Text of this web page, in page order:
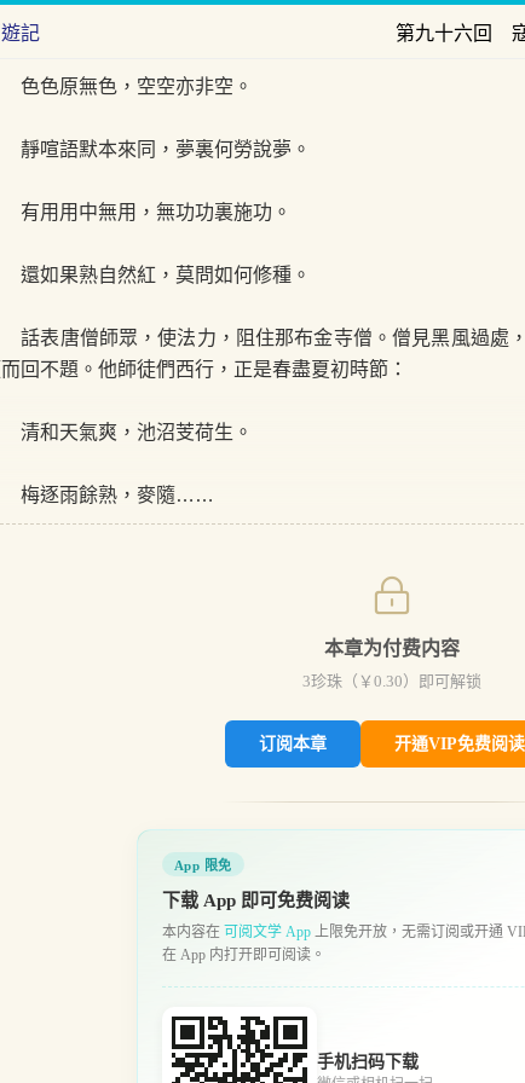
記 第九十六回
色原無色，空空亦非空。
語默本來同，夢裏何勞說夢。
用用中無用，無功功裏施功。
果熟自然紅，莫問如何修種。
唐僧師眾，使法力，阻住那布金寺僧。僧見黑風過處
回不題。他師徒們西行，正是春盡夏初時節：
和天氣爽，池沼芰荷生。
逐雨餘熟，麥隨……
本章为付费内容
3珍珠（￥ 0.30）即可解锁
订阅本章 开通VIP免费阅读
App 限免
下载 App 即可免费阅读
本内容在 可阅文学 App 上限免开放，无需订阅或开通
在 App 内打开即可阅读。
手机扫码下载